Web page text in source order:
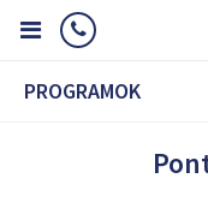
PROGRAMOK